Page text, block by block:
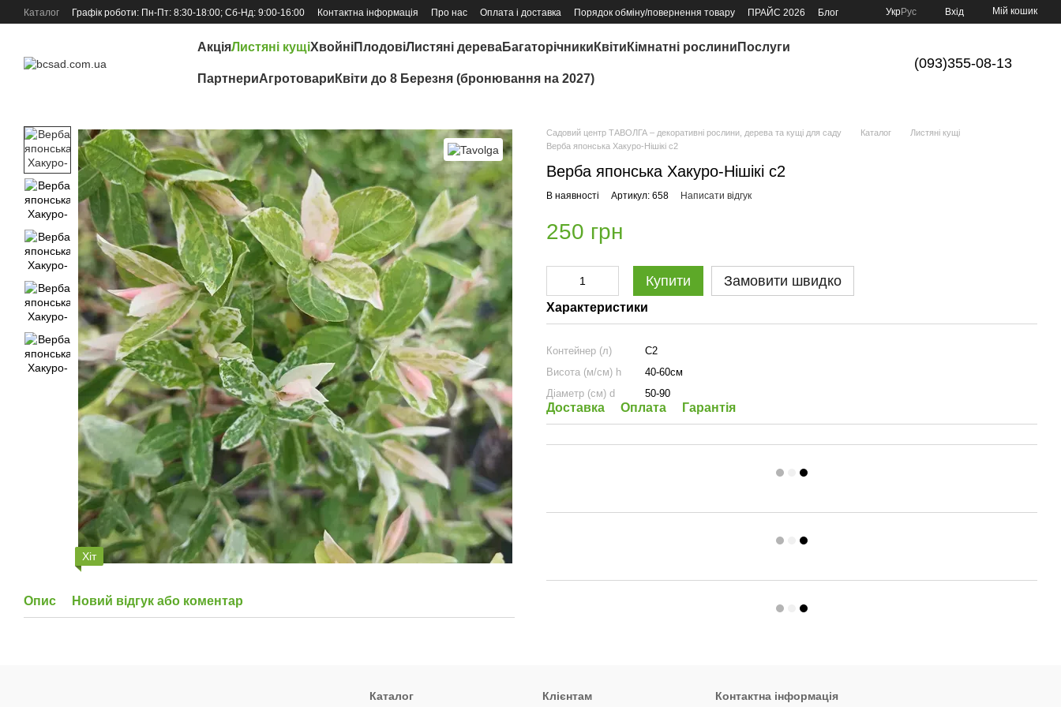
Перейти до основного контенту
Каталог Графік роботи: Пн-Пт: 8:30-18:00; Сб-Нд: 9:00-16:00 Контактна інформація Про нас Оплата і доставка Порядок обміну/повернення товару ПРАЙС 2026
Блог
УкрРус Вхід Мій кошик
АкціяЛистяні кущіХвойніПлодовіЛистяні дереваБагаторічники Квіти Кімнатні рослини Послуги
ПартнериАгротовари Квіти до 8 Березня (бронювання на 2027)
(093)355-08-13
Хіт
Опис Новий відгук або коментар
Садовий центр ТАВОЛГА – декоративні рослини, дерева та кущі для саду Каталог
Листяні кущі
Верба японська Хакуро-Нішікі с2
Верба японська Хакуро-Нішікі с2
В наявності Артикул: 658 Написати відгук
250 грн
Купити Замовити швидко
Характеристики
Контейнер (л)
C2
Висота (м/см) h
40-60см
Діаметр (cм) d
50-90
Доставка Оплата Гарантія
Каталог Клієнтам Контактна інформація